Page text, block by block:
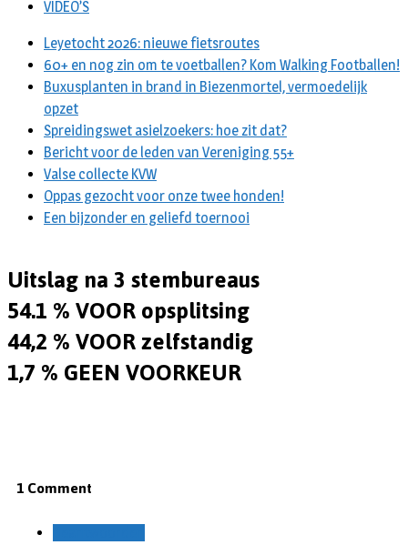
VIDEO’S
Leyetocht 2026: nieuwe fietsroutes
60+ en nog zin om te voetballen? Kom Walking Footballen!
Buxusplanten in brand in Biezenmortel, vermoedelijk
opzet
Spreidingswet asielzoekers: hoe zit dat?
Bericht voor de leden van Vereniging 55+
Valse collecte KVW
Oppas gezocht voor onze twee honden!
Een bijzonder en geliefd toernooi
Uitslag na 3 stembureaus
54.1 % VOOR opsplitsing
44,2 % VOOR zelfstandig
1,7 % GEEN VOORKEUR
1 Comment